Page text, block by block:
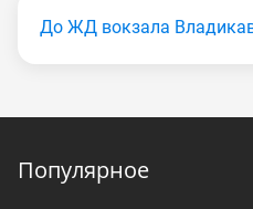
До ЖД вокзала
Популярное